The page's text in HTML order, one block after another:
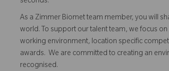
As a Zimmer Biomet team member, you will
world. To support our talent team, we focus
working environment, location specific
awards. We are committed to creating an
recognised.